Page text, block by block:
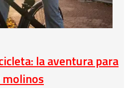
la aventura para
molinos